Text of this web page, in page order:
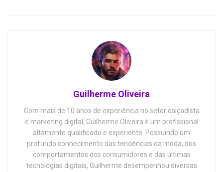
Guilherme Oliveira
Com mais de 10 anos de experiência no setor calçadista
e marketing digital, Guilherme Oliveira é um profissional
altamente qualificado e experiente. Possuindo um
profundo conhecimento das tendências da moda, dos
comportamentos dos consumidores e das últimas
tecnologias digitais, Guilherme desempenhou diversas